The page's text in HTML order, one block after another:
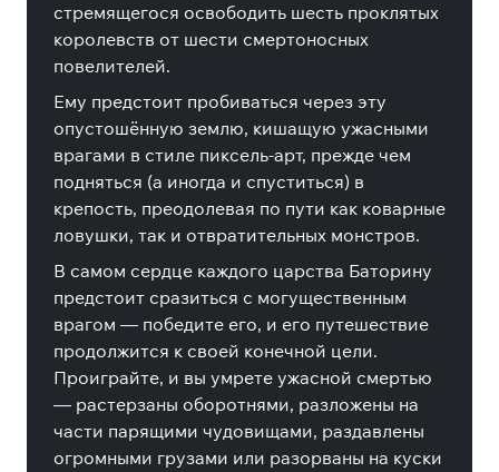
стремящегося освободить шесть проклятых
королевств от шести смертоносных
повелителей.
Ему предстоит пробиваться через эту
опустошённую землю, кишащую ужасными
врагами в стиле пиксель-арт, прежде чем
подняться (а иногда и спуститься) в
крепость, преодолевая по пути как коварные
ловушки, так и отвратительных монстров.
В самом сердце каждого царства Баторину
предстоит сразиться с могущественным
врагом — победите его, и его путешествие
продолжится к своей конечной цели.
Проиграйте, и вы умрете ужасной смертью
— растерзаны оборотнями, разложены на
части парящими чудовищами, раздавлены
огромными грузами или разорваны на куски